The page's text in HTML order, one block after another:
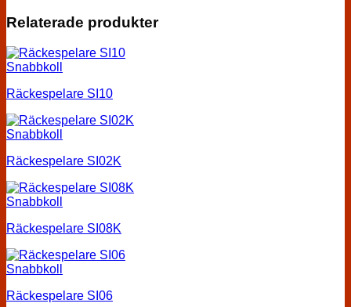
Relaterade produkter
Snabbkoll
Räckespelare SI10
Snabbkoll
Räckespelare SI02K
Snabbkoll
Räckespelare SI08K
Snabbkoll
Räckespelare SI06